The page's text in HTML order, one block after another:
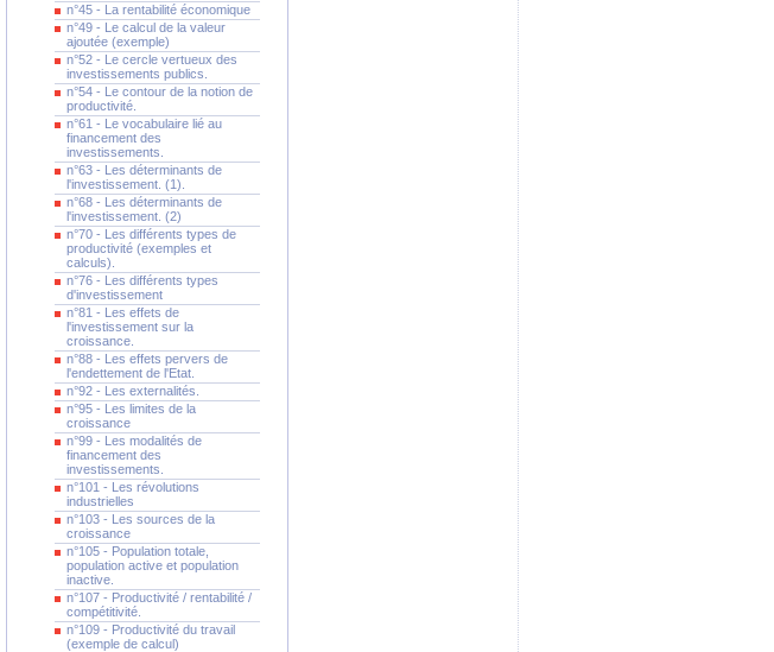
n°45 - La rentabilité économique
n°49 - Le calcul de la valeur
ajoutée (exemple)
n°52 - Le cercle vertueux des
investissements publics.
n°54 - Le contour de la notion de
productivité.
n°61 - Le vocabulaire lié au
financement des
investissements.
n°63 - Les déterminants de
l'investissement. (1).
n°68 - Les déterminants de
l'investissement. (2)
n°70 - Les différents types de
productivité (exemples et
calculs).
n°76 - Les différents types
d'investissement
n°81 - Les effets de
l'investissement sur la
croissance.
n°88 - Les effets pervers de
l'endettement de l'Etat.
n°92 - Les externalités.
n°95 - Les limites de la
croissance
n°99 - Les modalités de
financement des
investissements.
n°101 - Les révolutions
industrielles
n°103 - Les sources de la
croissance
n°105 - Population totale,
population active et population
inactive.
n°107 - Productivité / rentabilité /
compétitivité.
n°109 - Productivité du travail
(exemple de calcul)